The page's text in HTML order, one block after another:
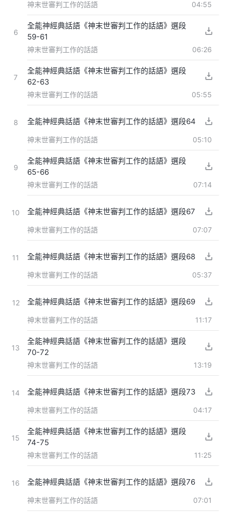
神末世審判工作的話語 04:55
6
全能神經典話語《神末世審判工作的話語》選段
59-61
神末世審判工作的話語 06:26
7
全能神經典話語《神末世審判工作的話語》選段
62-63
神末世審判工作的話語 05:55
8 全能神經典話語《神末世審判工作的話語》選段64
神末世審判工作的話語 05:10
9
全能神經典話語《神末世審判工作的話語》選段
65-66
神末世審判工作的話語 07:14
10 全能神經典話語《神末世審判工作的話語》選段67
神末世審判工作的話語 07:07
11 全能神經典話語《神末世審判工作的話語》選段68
神末世審判工作的話語 05:37
12 全能神經典話語《神末世審判工作的話語》選段69
神末世審判工作的話語 11:17
13
全能神經典話語《神末世審判工作的話語》選段
70-72
神末世審判工作的話語 13:19
14 全能神經典話語《神末世審判工作的話語》選段73
神末世審判工作的話語 04:17
15
全能神經典話語《神末世審判工作的話語》選段
74-75
神末世審判工作的話語 11:25
16 全能神經典話語《神末世審判工作的話語》選段76
神末世審判工作的話語 07:01